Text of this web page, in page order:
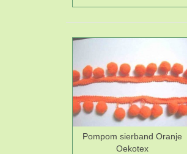
Wenslijst
Pompom sierband Oranje
Oekotex